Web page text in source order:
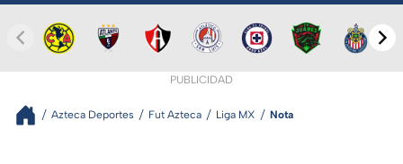
PUBLICIDAD
Azteca Deportes Fut Azteca Liga MX Nota